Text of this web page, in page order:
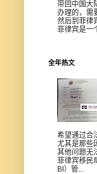
带回中国大
办理的，需
然后到菲律
菲律宾是一
全年热文
希望通过合
尤其是那些
其他问题无
菲律宾移民
BI）管...